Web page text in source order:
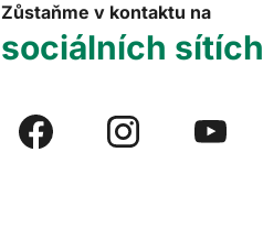
Zůstaňme v kontaktu na
sociálních sítích